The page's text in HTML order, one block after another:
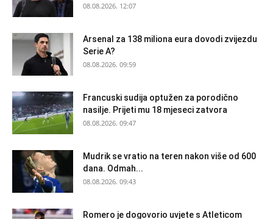
08.08.2026. 12:07
Arsenal za 138 miliona eura dovodi zvijezdu
Serie A?
08.08.2026. 09:59
Francuski sudija optužen za porodično
nasilje. Prijeti mu 18 mjeseci zatvora
08.08.2026. 09:47
Mudrik se vratio na teren nakon više od 600
dana. Odmah...
08.08.2026. 09:43
Romero je dogovorio uvjete s Atleticom